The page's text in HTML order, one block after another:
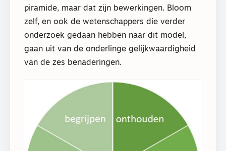
piramide, maar dat zijn bewerkingen. Bloom
zelf, en ook de wetenschappers die verder
onderzoek gedaan hebben naar dit model,
gaan uit van de onderlinge gelijkwaardigheid
van de zes benaderingen.